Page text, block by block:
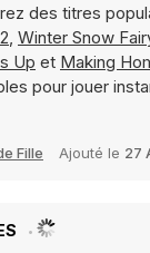
des titres
, Winter Snow
Up et Making
pour jouer
Fille Ajouté le 27